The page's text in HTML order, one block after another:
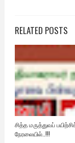
RELATED POSTS
சித்த மருத்துவப்
நேரலையில்..!!!